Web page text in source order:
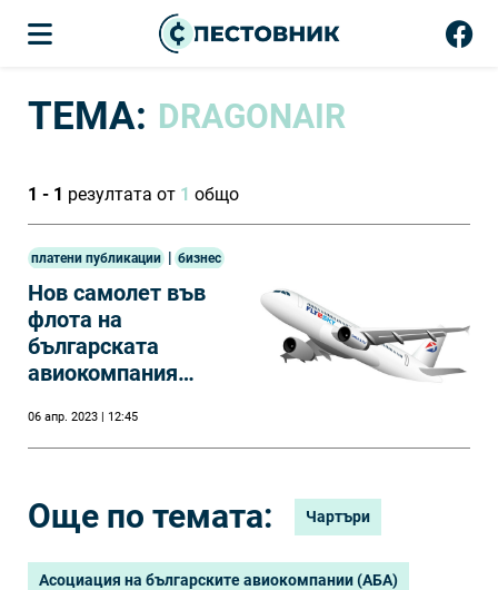
ТЕМА: DRAGONAIR
1 - 1 резултата от 1 общо
платени публикации | бизнес
Нов самолет във
флота на
българската
авиокомпания
06 апр. 2023 | 12:45
Още по темата: Чартъри
Асоциация на българските авиокомпании (АБА)